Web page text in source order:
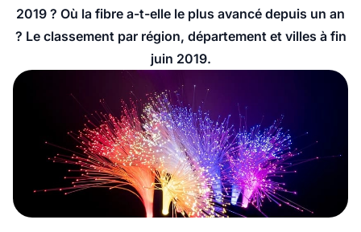
2019 ? Où la fibre a-t-elle le plus avancé depuis un an
? Le classement par région, département et villes à fin
juin 2019.